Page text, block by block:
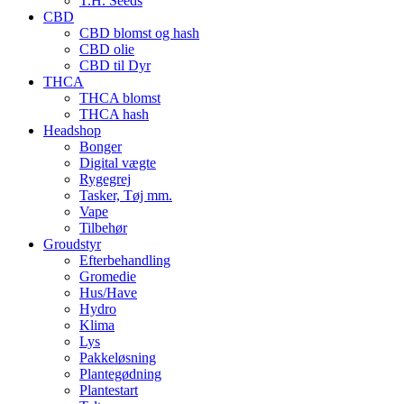
CBD
CBD blomst og hash
CBD olie
CBD til Dyr
THCA
THCA blomst
THCA hash
Headshop
Bonger
Digital vægte
Rygegrej
Tasker, Tøj mm.
Vape
Tilbehør
Groudstyr
Efterbehandling
Gromedie
Hus/Have
Hydro
Klima
Lys
Pakkeløsning
Plantegødning
Plantestart